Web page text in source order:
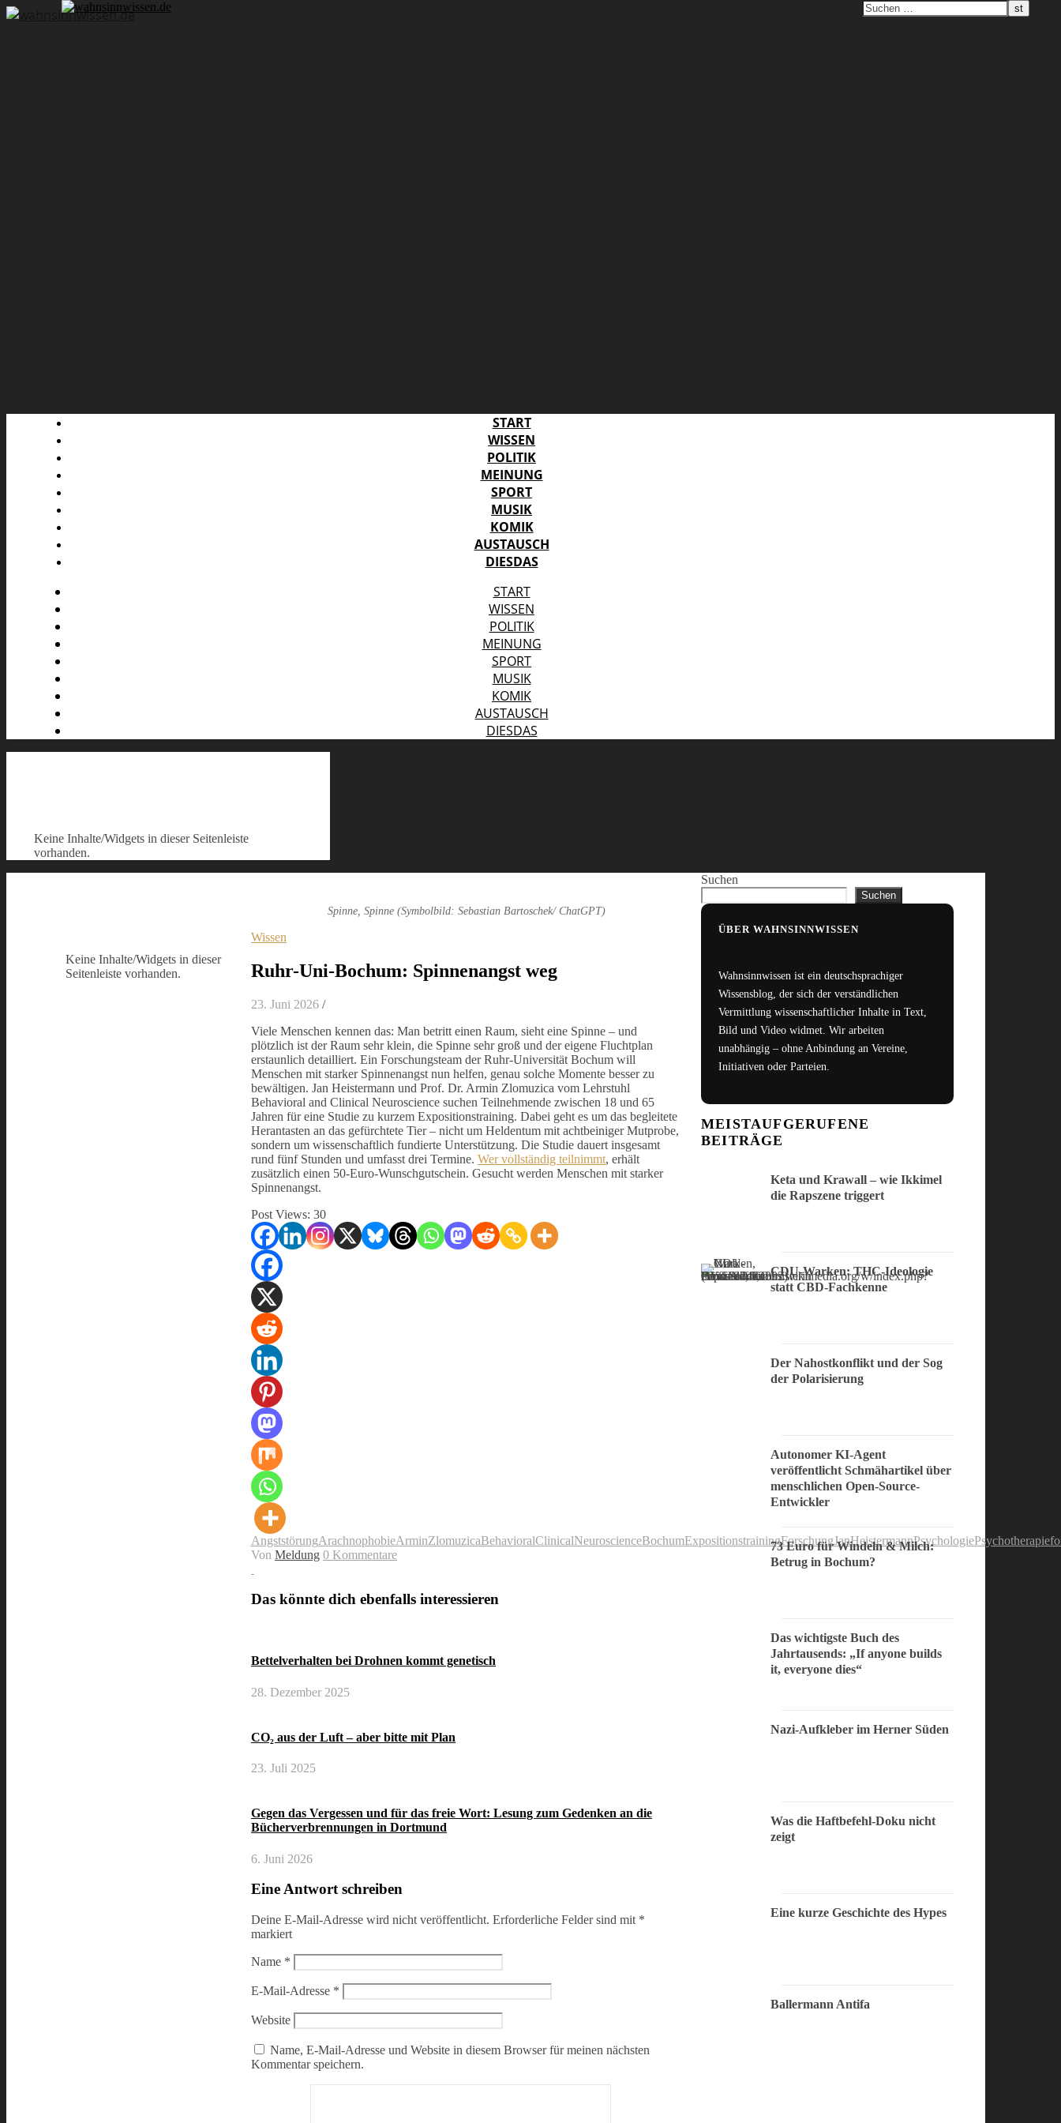
START
WISSEN
POLITIK
MEINUNG
SPORT
MUSIK
KOMIK
AUSTAUSCH
DIESDAS
START
WISSEN
POLITIK
MEINUNG
SPORT
MUSIK
KOMIK
AUSTAUSCH
DIESDAS
Keine Inhalte/Widgets in dieser Seitenleiste
vorhanden.
Keine Inhalte/Widgets in dieser
Seitenleiste vorhanden.
Spinne, Spinne (Symbolbild: Sebastian Bartoschek/ ChatGPT)
Wissen
Ruhr-Uni-Bochum: Spinnenangst weg
23. Juni 2026 /
Viele Menschen kennen das: Man betritt einen Raum, sieht eine Spinne – und
plötzlich ist der Raum sehr klein, die Spinne sehr groß und der eigene Fluchtplan
erstaunlich detailliert. Ein Forschungsteam der Ruhr-Universität Bochum will
Menschen mit starker Spinnenangst nun helfen, genau solche Momente besser zu
bewältigen. Jan Heistermann und Prof. Dr. Armin Zlomuzica vom Lehrstuhl
Behavioral and Clinical Neuroscience suchen Teilnehmende zwischen 18 und 65
Jahren für eine Studie zu kurzem Expositionstraining. Dabei geht es um das begleitete
Herantasten an das gefürchtete Tier – nicht um Heldentum mit achtbeiniger Mutprobe,
sondern um wissenschaftlich fundierte Unterstützung. Die Studie dauert insgesamt
rund fünf Stunden und umfasst drei Termine. Wer vollständig teilnimmt, erhält
zusätzlich einen 50-Euro-Wunschgutschein. Gesucht werden Menschen mit starker
Spinnenangst.
Post Views: 30
AngststörungArachnophobieArminZlomuzicaBehavioralClinicalNeuroscienceBochumExpositionstrainingForschungJanHeistermannPsychologie
Von Meldung 0 Kommentare
Das könnte dich ebenfalls interessieren
Bettelverhalten bei Drohnen kommt genetisch
28. Dezember 2025
CO₂ aus der Luft – aber bitte mit Plan
23. Juli 2025
Gegen das Vergessen und für das freie Wort: Lesung zum Gedenken an die
Bücherverbrennungen in Dortmund
6. Juni 2026
Eine Antwort schreiben
Deine E-Mail-Adresse wird nicht veröffentlicht. Erforderliche Felder sind mit *
markiert
Name *
E-Mail-Adresse *
Website
Name, E-Mail-Adresse und Website in diesem Browser für meinen nächsten
Kommentar speichern.
Suchen
Suchen
ÜBER WAHNSINNWISSEN
Wahnsinnwissen ist ein deutschsprachiger
Wissensblog, der sich der verständlichen
Vermittlung wissenschaftlicher Inhalte in Text,
Bild und Video widmet. Wir arbeiten
unabhängig – ohne Anbindung an Vereine,
Initiativen oder Parteien.
MEISTAUFGERUFENE
BEITRÄGE
Keta und Krawall – wie Ikkimel
die Rapszene triggert
CDU-Warken: THC-Ideologie
statt CBD-Fachkenne
Der Nahostkonflikt und der Sog
der Polarisierung
Autonomer KI-Agent
veröffentlicht Schmähartikel über
menschlichen Open-Source-
Entwickler
73 Euro für Windeln & Milch:
Betrug in Bochum?
Das wichtigste Buch des
Jahrtausends: „If anyone builds
it, everyone dies“
Nazi-Aufkleber im Herner Süden
Was die Haftbefehl-Doku nicht
zeigt
Eine kurze Geschichte des Hypes
Ballermann Antifa